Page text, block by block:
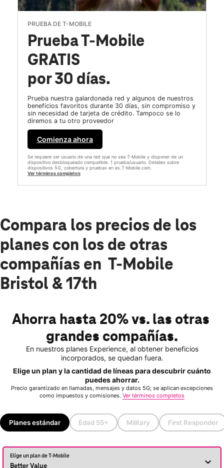
PRUEBA DE T-MOBILE
Prueba T-Mobile
GRATIS
por 30 días.
Prueba nuestra galardonada red y algunos de nuestros
beneficios favoritos durante 30 días, sin compromiso y
sin necesidad de tarjeta de crédito. Tampoco se lo
diremos a tu otro proveedor
Comienza ahora
Se requiere ser usuario de una red que no sea T-Mobile y disponer de un
dispositivo desbloqueado compatible. 1 prueba/usuario. Detalles sobre
dispositivos 5G, cobertura y pruebas en es.T-Mobile.com.
Ver términos completos
Compara los precios de los
planes con los de otras
compañías en T-Mobile
Bristol & 17th